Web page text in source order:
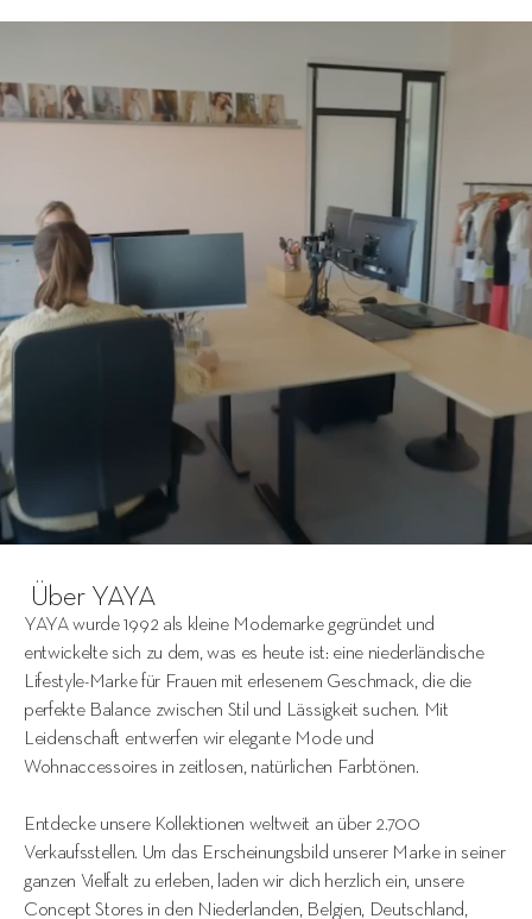
Über YAYA
YAYA wurde 1992 als kleine Modemarke gegründet und
entwickelte sich zu dem, was es heute ist: eine niederländische
Lifestyle-Marke für Frauen mit erlesenem Geschmack, die die
perfekte Balance zwischen Stil und Lässigkeit suchen. Mit
Leidenschaft entwerfen wir elegante Mode und
Wohnaccessoires in zeitlosen, natürlichen Farbtönen.
Entdecke unsere Kollektionen weltweit an über 2.700
Verkaufsstellen. Um das Erscheinungsbild unserer Marke in seiner
ganzen Vielfalt zu erleben, laden wir dich herzlich ein, unsere
Concept Stores in den Niederlanden, Belgien, Deutschland,